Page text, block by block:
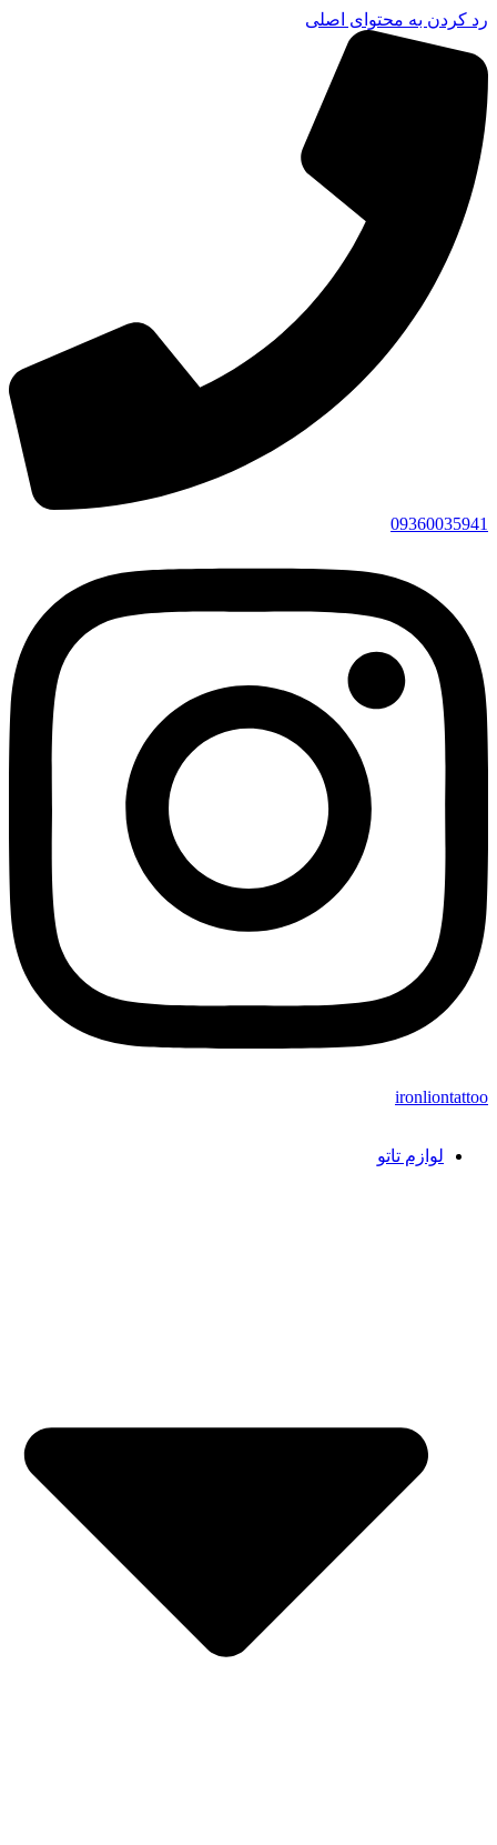
رد کردن به محتوای اصلی
09360035941
ironliontattoo
لوازم تاتو